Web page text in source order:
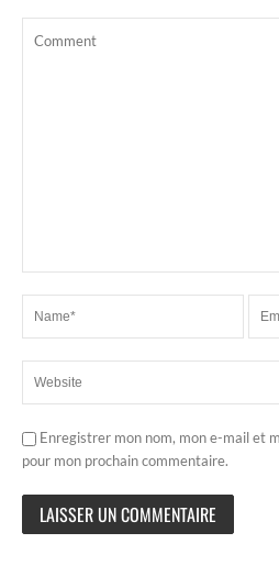
Enregistrer mon nom, mon e-mail et
pour mon prochain commentaire.